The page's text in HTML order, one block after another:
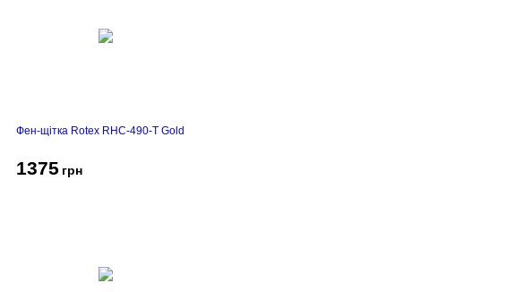
Фен-щітка Rotex RHC-490-T Gold
1375 грн